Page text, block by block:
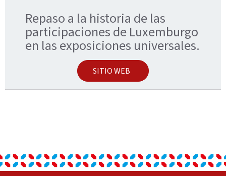
Repaso a la historia de las
participaciones de Luxemburgo
en las exposiciones universales.
SITIO WEB